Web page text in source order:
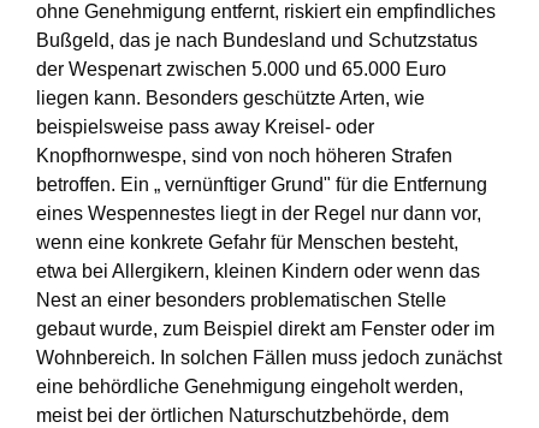
ohne Genehmigung entfernt, riskiert ein empfindliches
Bußgeld, das je nach Bundesland und Schutzstatus
der Wespenart zwischen 5.000 und 65.000 Euro
liegen kann. Besonders geschützte Arten, wie
beispielsweise pass away Kreisel- oder
Knopfhornwespe, sind von noch höheren Strafen
betroffen. Ein „ vernünftiger Grund" für die Entfernung
eines Wespennestes liegt in der Regel nur dann vor,
wenn eine konkrete Gefahr für Menschen besteht,
etwa bei Allergikern, kleinen Kindern oder wenn das
Nest an einer besonders problematischen Stelle
gebaut wurde, zum Beispiel direkt am Fenster oder im
Wohnbereich. In solchen Fällen muss jedoch zunächst
eine behördliche Genehmigung eingeholt werden,
meist bei der örtlichen Naturschutzbehörde, dem